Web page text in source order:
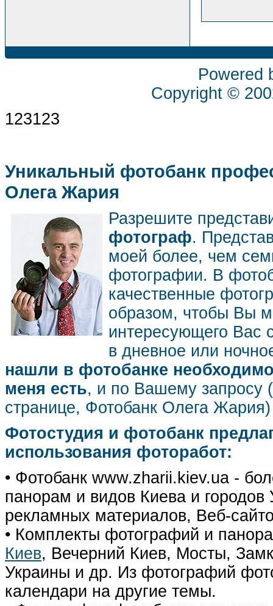
Powered
Copyright ©
123123
Уникальный фотобанк
Олега Жария
Разрешите
фотограф.
моей более, чем
фотографии. В
качественные
образом, чтобы Вы
интересующего Вас
в дневное или
нашли в фотобанке
меня есть, и по Вашему запросу
странице, Фотобанк Олега
Фотостудия и фотобанк
использования фоторабот:
• Фотобанк www.zharii.kiev.ua -
панорам и видов Киева и городов
рекламных материалов, Веб-
• Комплекты фотографий и
Киев, Вечерний Киев, Мосты,
Украины и др. Из фотографий
календари на другие темы.